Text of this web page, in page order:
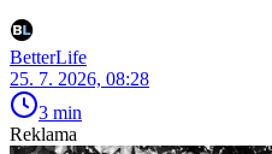
BetterLife
25. 7. 2026, 08:28
3 min
Reklama